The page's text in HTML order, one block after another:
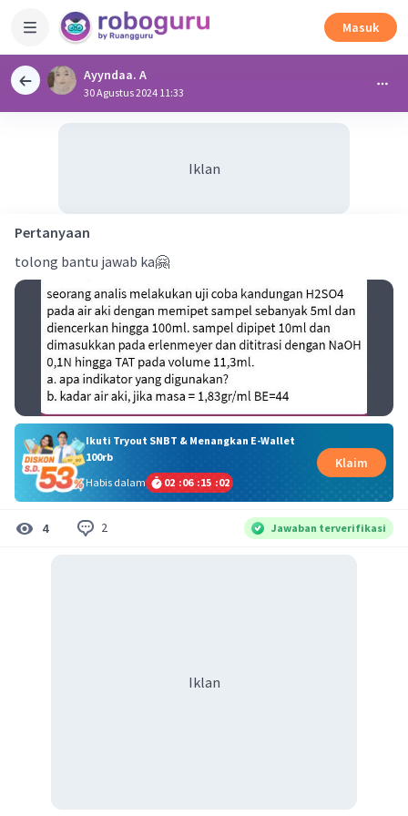
Masuk
Ayyndaa. A
30 Agustus 2024 11:33
Iklan
Pertanyaan
tolong bantu jawab ka🤗
Ikuti Tryout SNBT & Menangkan E-Wallet
100rb
Habis dalam
02 :06 :15 :02
Klaim
4 2 Jawaban terverifikasi
Iklan